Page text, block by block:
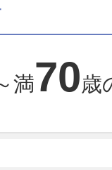
満70歳